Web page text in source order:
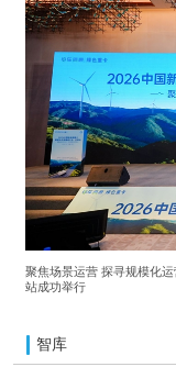
聚焦场景运营 探寻规模化
站成功举行
智库